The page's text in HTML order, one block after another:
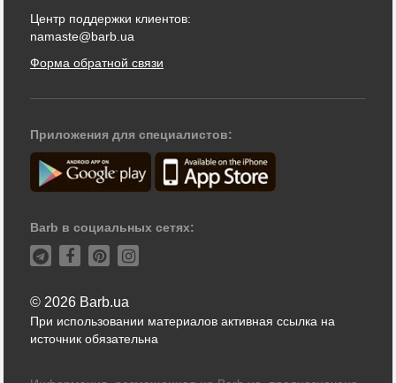
Центр поддержки клиентов:
namaste@barb.ua
Форма обратной связи
Приложения для специалистов:
Barb в социальных сетях:
© 2026 Barb.ua
При использовании материалов активная ссылка на
источник обязательна